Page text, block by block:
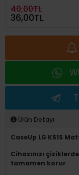
36,00TL
40,00TL
Ürün Detayı
CaseUp LG K51S
Cihazınızı
tamamen korur